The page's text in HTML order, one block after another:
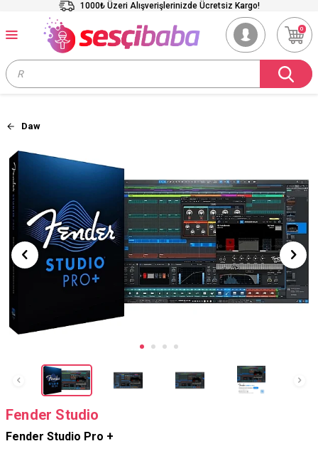
1000₺ Üzeri Alışverişlerinizde Ücretsiz Kargo!
0
Daw
Fender Studio
Fender Studio Pro +